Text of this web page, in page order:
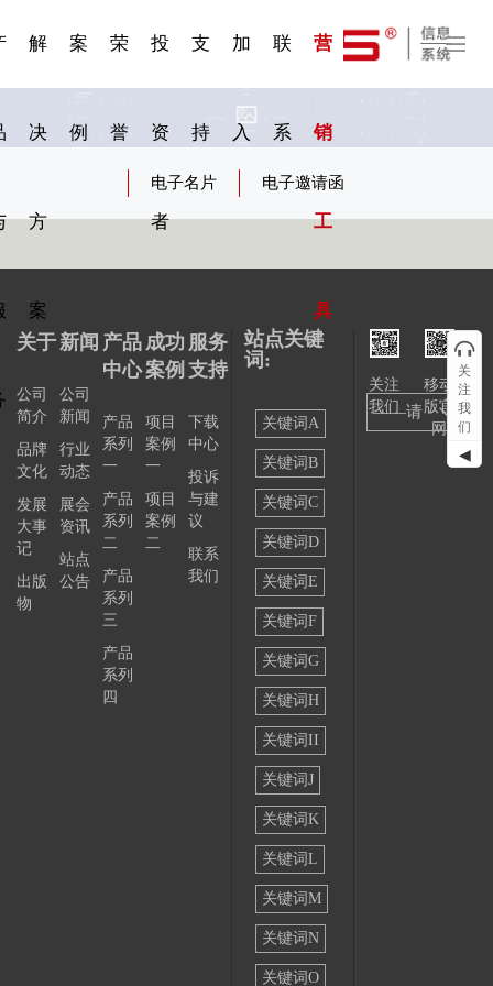
解
决
方
案
案
例
荣
誉
投
资
者
支
持
加
入
联
系
营
销
工
具
电子名片 电子邀请函
关于
公司
简介
品牌
文化
发展
大事
记
出版
物
新闻
公司
新闻
行业
动态
展会
资讯
站点
公告
产品
中心
产品
系列
一
产品
系列
二
产品
系列
三
产品
系列
四
成功
案例
项目
案例
一
项目
案例
二
服务
支持
下载
中心
投诉
与建
议
联系
我们
站点关键
词:
关键词A
关键词B
关键词C
关键词D
关键词E
关键词F
关键词G
关键词H
关键词II
关键词J
关键词K
关键词L
关键词M
关键词N
关键词O
关注
我们
移动
版官
网
——请
关
注
我
们
◀